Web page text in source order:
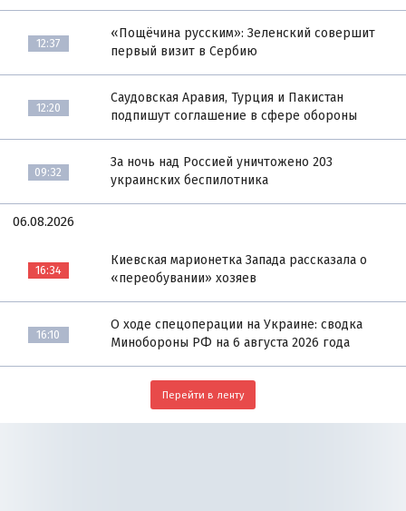
12:37
«Пощёчина русским»: Зеленский совершит
первый визит в Сербию
12:20
Саудовская Аравия, Турция и Пакистан
подпишут соглашение в сфере обороны
09:32
За ночь над Россией уничтожено 203
украинских беспилотника
06.08.2026
16:34
Киевская марионетка Запада рассказала о
«переобувании» хозяев
16:10
О ходе спецоперации на Украине: сводка
Минобороны РФ на 6 августа 2026 года
Перейти в ленту